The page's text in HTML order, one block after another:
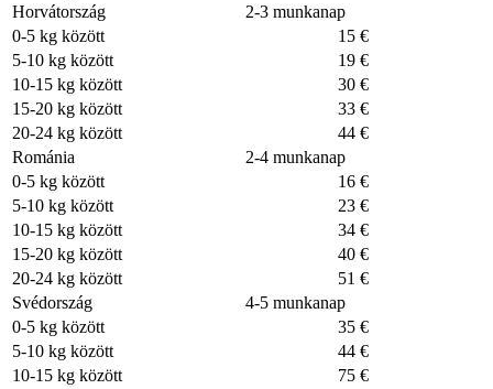
Horvátország
2-3 munkanap
0-5 kg között
15 €
5-10 kg között
19 €
10-15 kg között
30 €
15-20 kg között
33 €
20-24 kg között
44 €
Románia
2-4 munkanap
0-5 kg között
16 €
5-10 kg között
23 €
10-15 kg között
34 €
15-20 kg között
40 €
20-24 kg között
51 €
Svédország
4-5 munkanap
0-5 kg között
35 €
5-10 kg között
44 €
10-15 kg között
75 €